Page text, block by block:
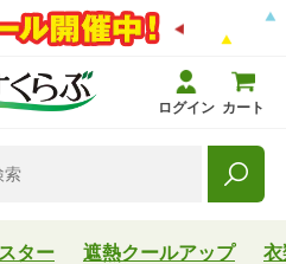
ログイン カート
ター 遮熱クールアップ 衣